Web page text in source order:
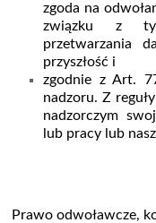
zgoda na
związku z
przetwarzania
przyszłość i
zgodnie z Art.
nadzoru. Z
nadzorczym
lub pracy lub
Prawo odwoławcze,